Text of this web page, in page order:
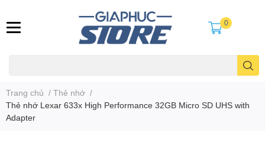
0
Trang chủ / Thẻ nhớ /
Thẻ nhớ Lexar 633x High Performance 32GB Micro SD UHS with
Adapter